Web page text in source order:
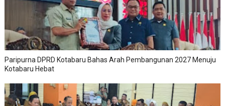
Paripurna DPRD Kotabaru Bahas Arah Pembangunan 2027 Menuju
Kotabaru Hebat